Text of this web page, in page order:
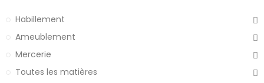
Habillement
Ameublement
Mercerie
Toutes les matières